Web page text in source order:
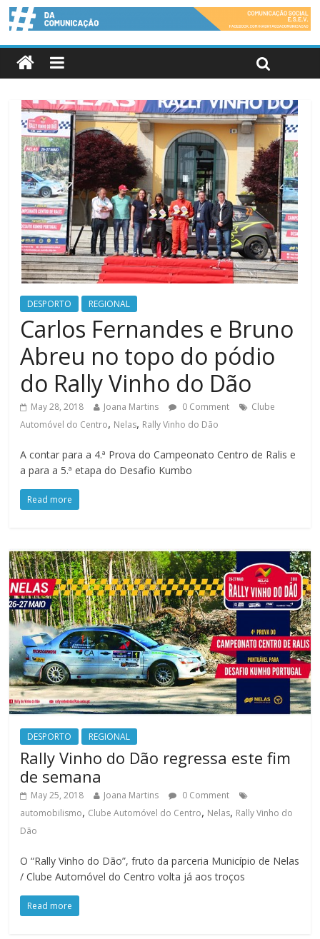
DESPORTO REGIONAL
Carlos Fernandes e Bruno
Abreu no topo do pódio
do Rally Vinho do Dão
May 28, 2018 Joana Martins 0 Comment
Clube
Automóvel do Centro, Nelas, Rally Vinho do Dão
A contar para a 4.ª Prova do Campeonato Centro de Ralis e
a para a 5.ª etapa do Desafio Kumbo
Read more
DESPORTO REGIONAL
Rally Vinho do Dão regressa este fim
de semana
May 25, 2018 Joana Martins
0 Comment
automobilismo, Clube Automóvel do Centro, Nelas, Rally Vinho do
Dão
O “Rally Vinho do Dão”, fruto da parceria Município de Nelas
/ Clube Automóvel do Centro volta já aos troços
Read more